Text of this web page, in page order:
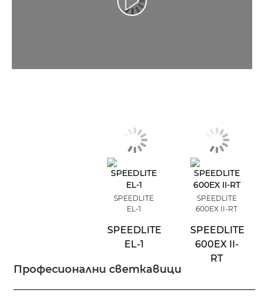
Възпроизведете видео
Професионални светкавици
SPEEDLITE
EL-1
SPEEDLITE
EL-1
SPEEDLITE
600EX II-RT
SPEEDLITE
600EX II-
RT